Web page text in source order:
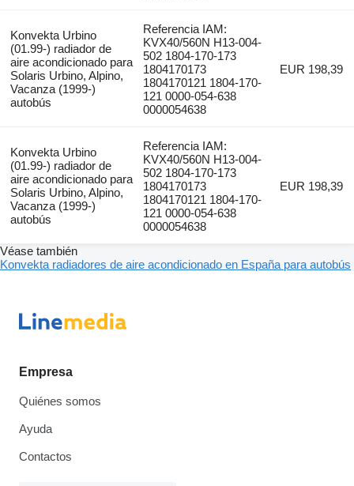
Konvekta Urbino
(01.99-) radiador de
aire acondicionado para
Solaris Urbino, Alpino,
Vacanza (1999-)
autobús
Referencia IAM:
KVX40/560N H13-004-
502 1804-170-173
1804170173
1804170121 1804-170-
121 0000-054-638
0000054638
EUR 198,39
Konvekta Urbino
(01.99-) radiador de
aire acondicionado para
Solaris Urbino, Alpino,
Vacanza (1999-)
autobús
Referencia IAM:
KVX40/560N H13-004-
502 1804-170-173
1804170173
1804170121 1804-170-
121 0000-054-638
0000054638
EUR 198,39
Véase también
Konvekta radiadores de aire acondicionado en España para autobús
Empresa
Quiénes somos
Ayuda
Contactos